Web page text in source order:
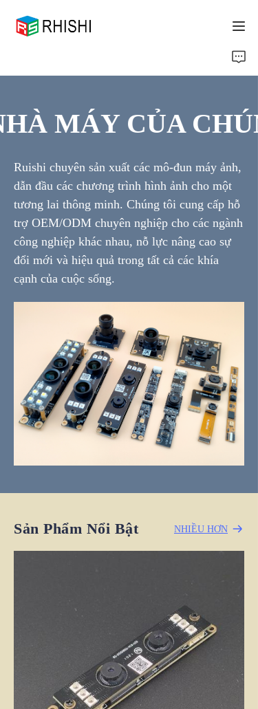
MÁY CỦA
CHÀO MỪNG
Ruishi chuyên sản xuất các mô-đun máy ảnh,
dẫn đầu các chương trình hình ảnh cho một
tương lai thông minh. Chúng tôi cung cấp hỗ
trợ OEM/ODM chuyên nghiệp cho các ngành
công nghiệp khác nhau, nỗ lực nâng cao sự
đổi mới và hiệu quả trong tất cả các khía
cạnh của cuộc sống.
Sản Phẩm Nổi Bật NHIỀU HƠN
Support